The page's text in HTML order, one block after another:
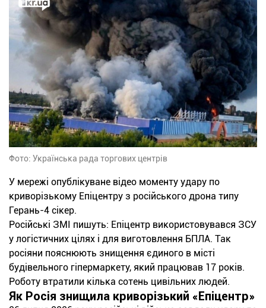
Фото: Українська рада торгових центрів
У мережі опублікуване відео моменту удару по
криворізькому Епіцентру з російського дрона типу
Герань-4 сікер.
Російські ЗМІ пишуть: Епіцентр використовувався ЗСУ
у логістичних цілях і для виготовлення БПЛА. Так
росіяни пояснюють знищення єдиного в місті
будівельного гіпермаркету, який працював 17 років.
Роботу втратили кілька сотень цивільних людей.
Як Росія знищила криворізький «Епіцентр»